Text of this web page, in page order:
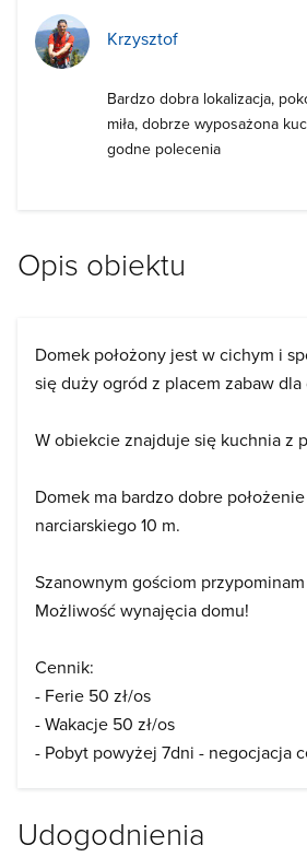
Krzysztof
Bardzo dobra lokalizacja,
miła, dobrze wyposażona
godne polecenia
Opis obiektu
Domek położony jest w cichym i
się duży ogród z placem zabaw
W obiekcie znajduje się kuchnia z
Domek ma bardzo dobre
narciarskiego 10 m.
Szanownym gościom
Możliwość wynajęcia domu!
Cennik:
- Ferie 50 zł/os
- Wakacje 50 zł/os
- Pobyt powyżej 7dni - negocjacja
Udogodnienia